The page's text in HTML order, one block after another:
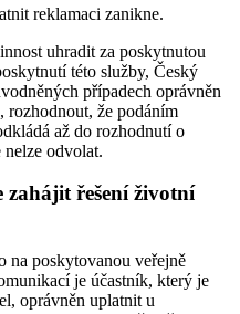
reklamaci zanikne.
uhradit za poskytnutou
této služby, Český
případech oprávněn
rozhodnout, že podáním
až do rozhodnutí o
odvolat.
zahájit řešení životní
na poskytovanou veřejně
je účastník, který je
oprávněn uplatnit u